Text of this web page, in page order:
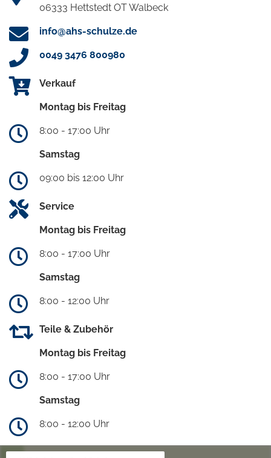
06333 Hettstedt OT Walbeck
info@ahs-schulze.de
0049 3476 800980
Verkauf
Montag bis Freitag
8:00 - 17:00 Uhr
Samstag
09:00 bis 12:00 Uhr
Service
Montag bis Freitag
8:00 - 17:00 Uhr
Samstag
8:00 - 12:00 Uhr
Teile & Zubehör
Montag bis Freitag
8:00 - 17:00 Uhr
Samstag
8:00 - 12:00 Uhr